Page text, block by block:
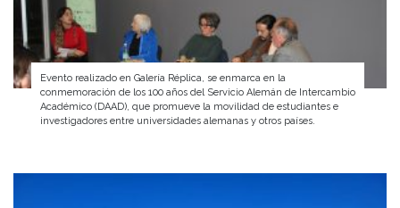
Evento realizado en Galería Réplica, se enmarca en la
conmemoración de los 100 años del Servicio Alemán de Intercambio
Académico (DAAD), que promueve la movilidad de estudiantes e
investigadores entre universidades alemanas y otros países.